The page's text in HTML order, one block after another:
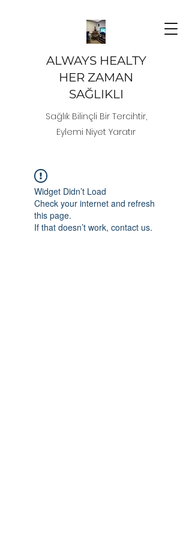
ALWAYS HEALTY
HER ZAMAN
SAĞLIKLI
Sağlık Bilinçli Bir Tercihtir,
Eylemi Niyet Yaratır
Widget Didn’t Load
Check your internet and refresh
this page.
If that doesn’t work, contact us.